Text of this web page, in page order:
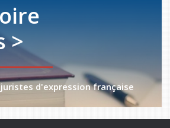
>
d'expression française